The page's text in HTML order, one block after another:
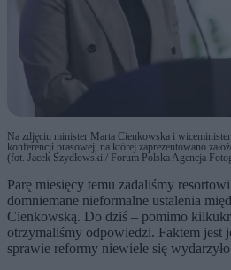
Na zdjęciu minister Marta Cienkowska i
konferencji prasowej, na której zaprezentowano
(fot. Jacek Szydłowski / Forum Polska Agencja
Parę miesięcy temu zadaliśmy
domniemane nieformalne ustalenia
Cienkowską. Do dziś – pomimo
otrzymaliśmy odpowiedzi. Faktem jest
sprawie reformy niewiele się